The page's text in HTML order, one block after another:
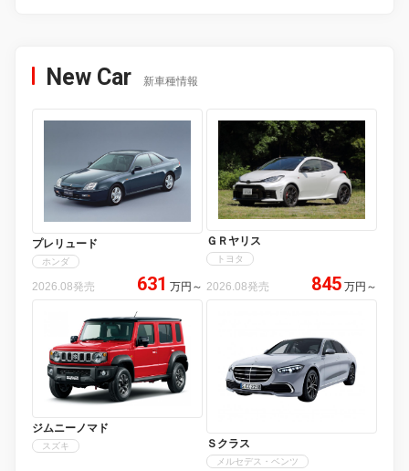
New Car 新車種情報
プレリュード
ホンダ
2026.08発売 631 万円 ～
ＧＲヤリス
トヨタ
2026.08発売 845 万円 ～
ジムニーノマド
スズキ Ｓクラス
メルセデス・ベンツ